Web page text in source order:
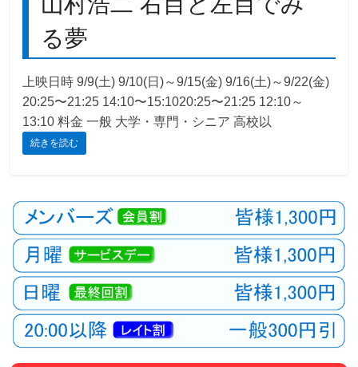
リ
ン
た
い
は
こ
の
街
で
る夢
上映日時 9/9(土) 9/10(日)～9/15(金) 9/16(土)～9/22(金)
20:25〜21:25 14:10〜15:1020:25〜21:25 12:10～
13:10 料金 一般 大学・専門・シニア 高校以
続きを読む